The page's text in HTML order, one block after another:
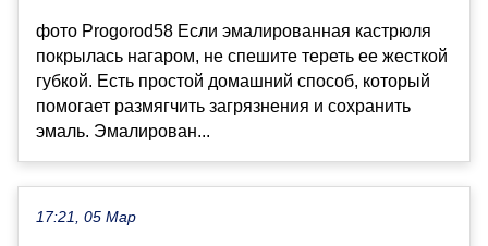
фото Progorod58 Если эмалированная кастрюля
покрылась нагаром, не спешите тереть ее жесткой
губкой. Есть простой домашний способ, который
помогает размягчить загрязнения и сохранить
эмаль. Эмалирован...
17:21, 05 Мар